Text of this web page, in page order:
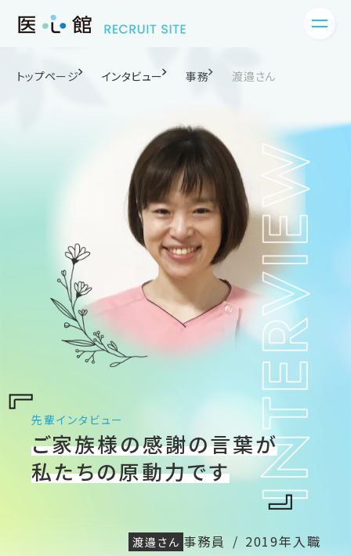
トップページ インタビュー 事務 渡邉さん
先輩インタビュー
ご家族様の感謝の言葉が
私たちの原動力です
渡邉さん 事務員 / 2019年入職